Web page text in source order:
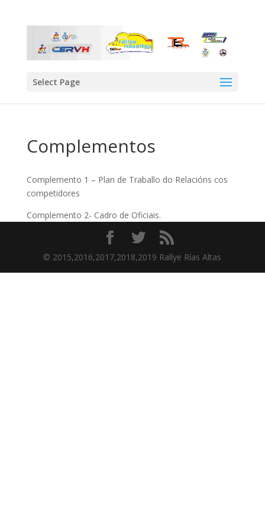
Select Page
Complementos
Complemento 1 – Plan de Traballo do Relacións cos
competidores
Complemento 2- Cadro de Oficiais.
© 2015,2016,2017,2018,2019 Rallye Rías Altas